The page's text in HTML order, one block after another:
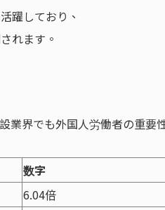
躍しており、
れます。
業界でも外国人労働者の重要
数字
6.04倍